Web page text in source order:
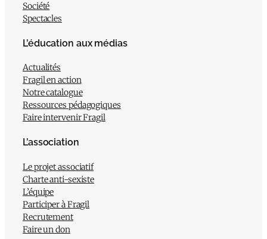
Société
Spectacles
L’éducation aux médias
Actualités
Fragil en action
Notre catalogue
Ressources pédagogiques
Faire intervenir Fragil
L’association
Le projet associatif
Charte anti-sexiste
L’équipe
Participer à Fragil
Recrutement
Faire un don